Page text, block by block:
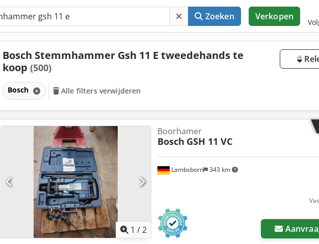
Zoeken Verkopen
Bosch Stemmhammer Gsh 11 E tweedehands te
koop (500)
Bosch Alle filters verwijderen
1 /2
Lambsborn 343 km
Boorhamer
Bosch GSH 11 VC